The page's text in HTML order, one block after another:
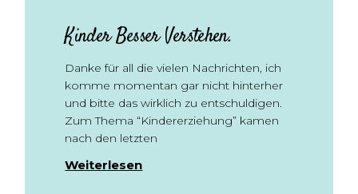
Kinder Besser Verstehen.
Danke für all die vielen Nachrichten, ich
komme momentan gar nicht hinterher
und bitte das wirklich zu entschuldigen.
Zum Thema “Kindererziehung” kamen
nach den letzten
Weiterlesen